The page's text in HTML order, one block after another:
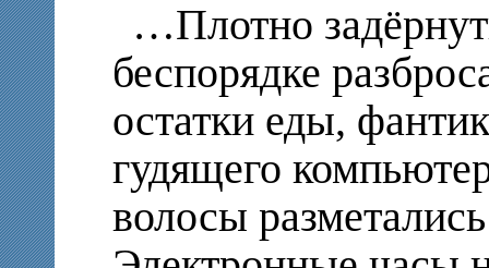
…Плотно
беспорядке
остатки еды,
гудящего
волосы